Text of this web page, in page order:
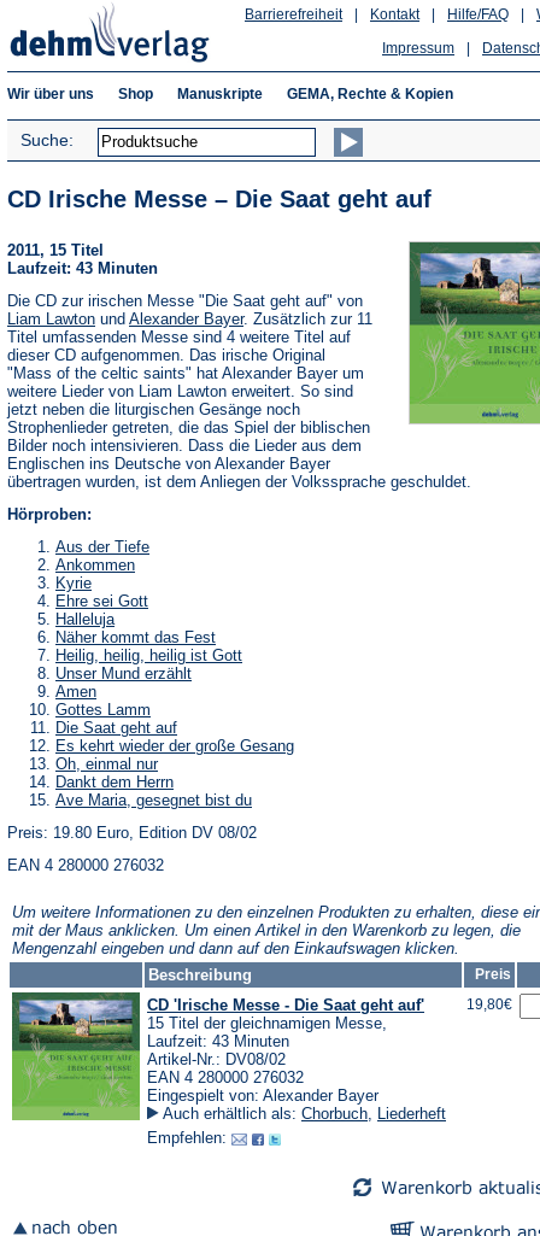
Hilfe/FAQ
Kontakt
Barrierefreiheit
Impressum
Wir über uns Shop Manuskripte GEMA, Rechte & Kopien
Suche:
CD Irische Messe – Die Saat geht auf
2011, 15 Titel
Laufzeit: 43 Minuten
Die CD zur irischen Messe "Die Saat geht auf" von
Liam Lawton und Alexander Bayer. Zusätzlich zur 11
Titel umfassenden Messe sind 4 weitere Titel auf
dieser CD aufgenommen. Das irische Original
"Mass of the celtic saints" hat Alexander Bayer um
weitere Lieder von Liam Lawton erweitert. So sind
jetzt neben die liturgischen Gesänge noch
Strophenlieder getreten, die das Spiel der biblischen
Bilder noch intensivieren. Dass die Lieder aus dem
Englischen ins Deutsche von Alexander Bayer
übertragen wurden, ist dem Anliegen der Volkssprache geschuldet.
Hörproben:
Aus der Tiefe
Ankommen
Kyrie
Ehre sei Gott
Halleluja
Näher kommt das Fest
Heilig, heilig, heilig ist Gott
Unser Mund erzählt
Amen
Gottes Lamm
Die Saat geht auf
Es kehrt wieder der große Gesang
Oh, einmal nur
Dankt dem Herrn
Ave Maria, gesegnet bist du
Preis: 19.80 Euro, Edition DV 08/02
EAN 4 280000 276032
Um weitere Informationen zu den einzelnen Produkten zu erhalten, diese
mit der Maus anklicken. Um einen Artikel in den Warenkorb zu legen, die
Mengenzahl eingeben und dann auf den Einkaufswagen klicken.
Beschreibung
Preis
CD 'Irische Messe - Die Saat geht auf'
15 Titel der gleichnamigen Messe,
Laufzeit: 43 Minuten
Artikel-Nr.: DV08/02
EAN 4 280000 276032
Eingespielt von: Alexander Bayer
Auch erhältlich als: Chorbuch, Liederheft
Empfehlen:
19,80€